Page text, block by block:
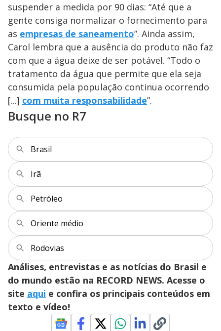
suspender a medida por 90 dias: “Até que a
gente consiga normalizar o fornecimento para
as empresas de saneamento”. Ainda assim,
Carol lembra que a ausência do produto não faz
com que a água deixe de ser potável. “Todo o
tratamento da água que permite que ela seja
consumida pela população continua ocorrendo
[...] com muita responsabilidade”.
Busque no R7
Brasil
Irã
Petróleo
Oriente médio
Rodovias
Análises, entrevistas e as notícias do Brasil e
do mundo estão na RECORD NEWS. Acesse o
site aqui e confira os principais conteúdos em
texto e vídeo!